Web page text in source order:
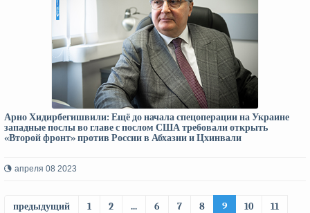
Арно Хидирбегишвили: Ещё до начала спецоперации на Украине
западные послы во главе с послом США требовали открыть
«Второй фронт» против России в Абхазии и Цхинвали
апреля 08 2023
предыдущий 1 2 ... 6 7 8 9 10
11